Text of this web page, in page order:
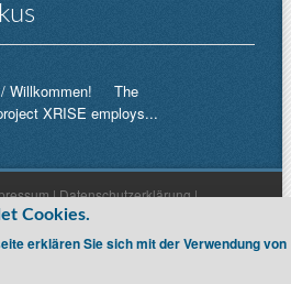
/ Willkommen! The
XRISE employs...
|Datenschutzerklärung|
Cookies.
erklären Sie sich mit der Verwendung von